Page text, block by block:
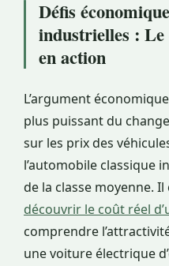
Défis
industrielles :
en action
L’argument
plus puissant du
sur les prix des
l’automobile classique
de la classe moyenne.
découvrir le coût réel
comprendre
une voiture électrique